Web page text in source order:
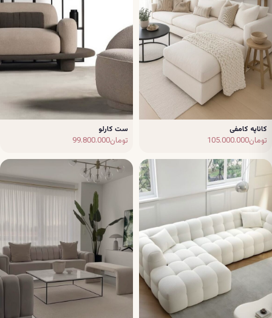
کاناپه کامفی
تومان105.000.000
ست کارلو
تومان99.800.000